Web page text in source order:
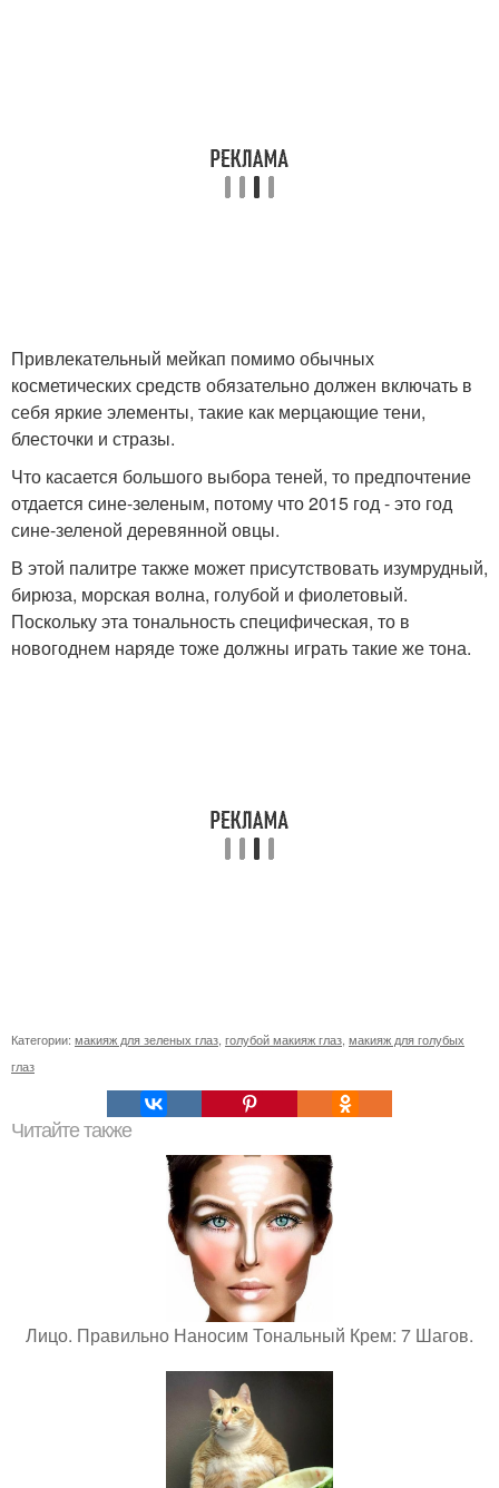
Привлекательный мейкап помимо обычных
косметических средств обязательно должен включать в
себя яркие элементы, такие как мерцающие тени,
блесточки и стразы.
Что касается большого выбора теней, то предпочтение
отдается сине-зеленым, потому что 2015 год - это год
сине-зеленой деревянной овцы.
В этой палитре также может присутствовать изумрудный,
бирюза, морская волна, голубой и фиолетовый.
Поскольку эта тональность специфическая, то в
новогоднем наряде тоже должны играть такие же тона.
Категории: макияж для зеленых глаз голубой макияж глаз макияж для голубых
глаз
Читайте также
Лицо. Правильно Наносим Тональный Крем: 7 Шагов.